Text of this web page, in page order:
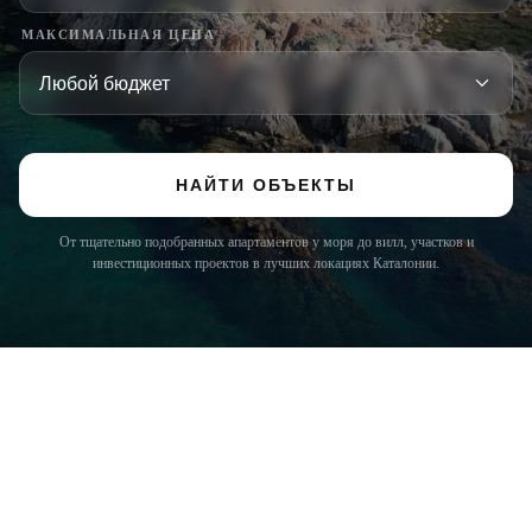
МАКСИМАЛЬНАЯ ЦЕНА
НАЙТИ ОБЪЕКТЫ
От тщательно подобранных апартаментов у моря до вилл, участков и
инвестиционных проектов в лучших локациях Каталонии.